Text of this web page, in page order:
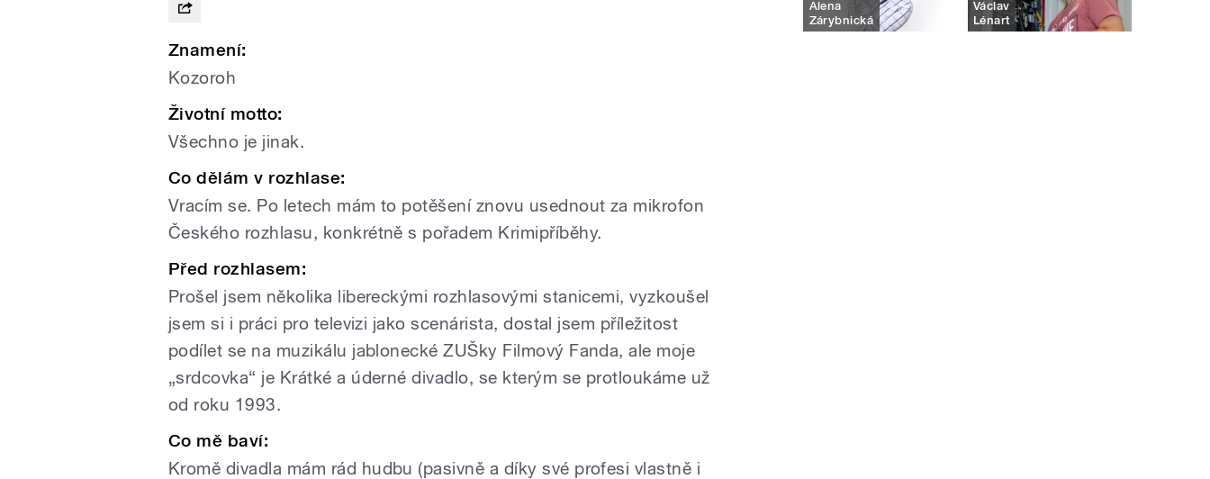
Znamení:
Kozoroh
Životní motto:
Všechno je jinak.
Co dělám v rozhlase:
Vracím se. Po letech mám to potěšení znovu usednout za mikrofon
Českého rozhlasu, konkrétně s pořadem Krimipříběhy.
Před rozhlasem:
Prošel jsem několika libereckými rozhlasovými stanicemi, vyzkoušel
jsem si i práci pro televizi jako scenárista, dostal jsem příležitost
podílet se na muzikálu jablonecké ZUŠky Filmový Fanda, ale moje
„srdcovka“ je Krátké a úderné divadlo, se kterým se protloukáme už
od roku 1993.
Co mě baví:
Kromě divadla mám rád hudbu (pasivně a díky své profesi vlastně i
Alena
Zárybnická
Václav
Lénart